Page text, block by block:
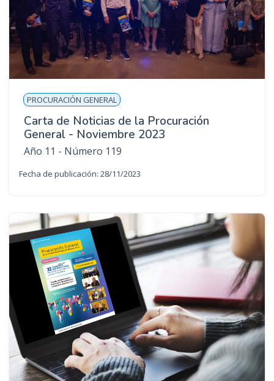
PROCURACIÓN GENERAL
Carta de Noticias de la Procuración
General - Noviembre 2023
Año 11 - Número 119
Fecha de publicación: 28/11/2023